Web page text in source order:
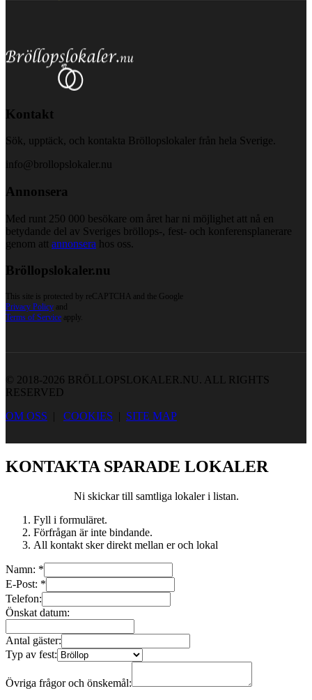
Kontakt
Sök, upptäck, och kontakta Bröllopslokaler från hela Sverige.
info@brollopslokaler.nu
Annonsera
Med runt 250 000 besökare om året har ni möjlighet att nå en
betydande del av Sveriges bröllops-, fest- och konferensplanerare
genom att annonsera hos oss.
Bröllopslokaler.nu
This site is protected by reCAPTCHA and the Google
Privacy Policy and
Terms of Service apply.
© 2018-2026 BRÖLLOPSLOKALER.NU. ALL RIGHTS
RESERVED
OM OSS | COOKIES | SITE MAP
KONTAKTA SPARADE LOKALER
Ni skickar till samtliga lokaler i listan.
Fyll i formuläret.
Förfrågan är inte bindande.
All kontakt sker direkt mellan er och lokal
Namn: *
E-Post: *
Telefon:
Önskat datum:
Antal gäster:
Typ av fest:
Övriga frågor och önskemål: